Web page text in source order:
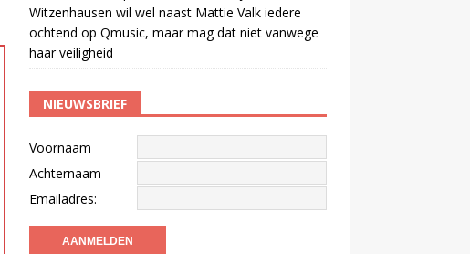
Witzenhausen wil wel naast Mattie Valk iedere
ochtend op Qmusic, maar mag dat niet vanwege
haar veiligheid
NIEUWSBRIEF
Voornaam
Achternaam
Emailadres: